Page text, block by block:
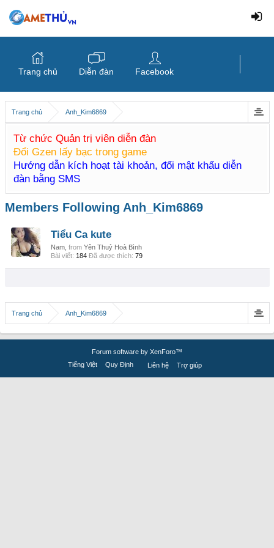
Trang chủ Anh_Kim6869
Từ chức Quản trị viên diễn đàn
Đổi Gzen lấy bạc trong game
Hướng dẫn kích hoạt tài khoản, đổi mật khẩu diễn
đàn bằng SMS
Members Following Anh_Kim6869
Tiểu Ca kute
Nam, from Yên Thuỷ Hoà Bình
Bài viết: 184 Đã được thích: 79
Trang chủ Anh_Kim6869
Trang chủ Diễn đàn Facebook
Forum software by XenForo™
Tiếng Việt
Quy Định Liên hệ Trợ giúp